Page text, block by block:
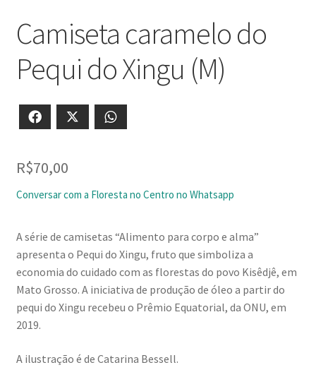
Camiseta caramelo do
Pequi do Xingu (M)
Facebook
R$70,00
Conversar com a Floresta no Centro no Whatsapp
A série de camisetas “Alimento para corpo e alma”
apresenta o Pequi do Xingu, fruto que simboliza a
economia do cuidado com as florestas do povo Kisêdjê, em
Mato Grosso. A iniciativa de produção de óleo a partir do
pequi do Xingu recebeu o Prêmio Equatorial, da ONU, em
2019.
A ilustração é de Catarina Bessell.